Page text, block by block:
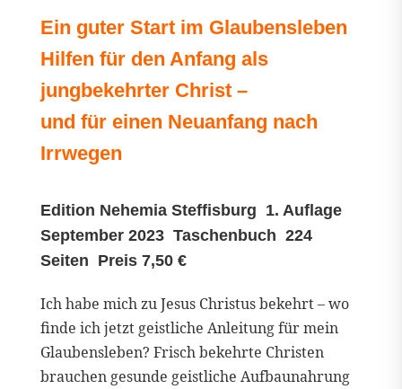
Ein guter Start im Glaubensleben
Hilfen für den Anfang als
jungbekehrter Christ –
und für einen Neuanfang nach
Irrwegen
Edition Nehemia Steffisburg 1. Auflage
September 2023 Taschenbuch 224
Seiten Preis 7,50 €
Ich habe mich zu Jesus Christus bekehrt – wo
finde ich jetzt geistliche Anleitung für mein
Glaubensleben? Frisch bekehrte Christen
brauchen gesunde geistliche Aufbaunahrung